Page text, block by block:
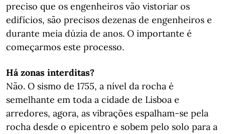
preciso que os engenheiros vão vistoriar os
edifícios, são precisos dezenas de engenheiros e
durante meia dúzia de anos. O importante é
começarmos este processo.
Há zonas interditas?
Não. O sismo de 1755, a nível da rocha é
semelhante em toda a cidade de Lisboa e
arredores, agora, as vibrações espalham-se pela
rocha desde o epicentro e sobem pelo solo para a